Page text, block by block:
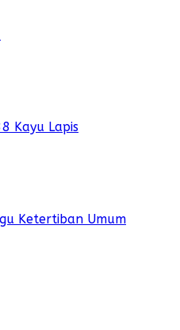
Kayu Lapis
Ketertiban Umum